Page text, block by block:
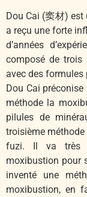
Dou Cai (窦材) est
a reçu une forte
d’années
composé de trois
avec des
Dou Cai
méthode la
pilules de
troisième méthode
fuzi. Il va très
moxibustion pour
inventé une
moxibustion, en